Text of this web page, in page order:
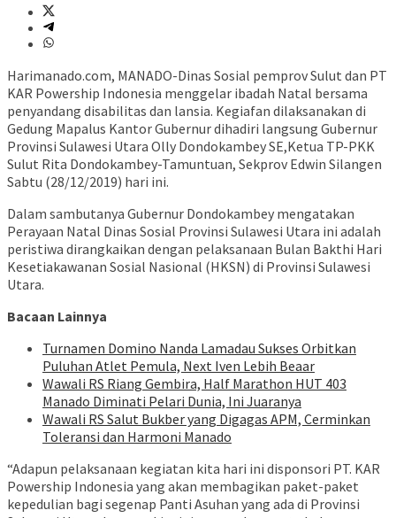
Harimanado.com, MANADO-Dinas Sosial pemprov Sulut dan PT
KAR Powership Indonesia menggelar ibadah Natal bersama
penyandang disabilitas dan lansia. Kegiafan dilaksanakan di
Gedung Mapalus Kantor Gubernur dihadiri langsung Gubernur
Provinsi Sulawesi Utara Olly Dondokambey SE,Ketua TP-PKK
Sulut Rita Dondokambey-Tamuntuan, Sekprov Edwin Silangen
Sabtu (28/12/2019) hari ini.
Dalam sambutanya Gubernur Dondokambey mengatakan
Perayaan Natal Dinas Sosial Provinsi Sulawesi Utara ini adalah
peristiwa dirangkaikan dengan pelaksanaan Bulan Bakthi Hari
Kesetiakawanan Sosial Nasional (HKSN) di Provinsi Sulawesi
Utara.
Bacaan Lainnya
Turnamen Domino Nanda Lamadau Sukses Orbitkan
Puluhan Atlet Pemula, Next Iven Lebih Beaar
Wawali RS Riang Gembira, Half Marathon HUT 403
Manado Diminati Pelari Dunia, Ini Juaranya
Wawali RS Salut Bukber yang Digagas APM, Cerminkan
Toleransi dan Harmoni Manado
“Adapun pelaksanaan kegiatan kita hari ini disponsori PT. KAR
Powership Indonesia yang akan membagikan paket-paket
kepedulian bagi segenap Panti Asuhan yang ada di Provinsi